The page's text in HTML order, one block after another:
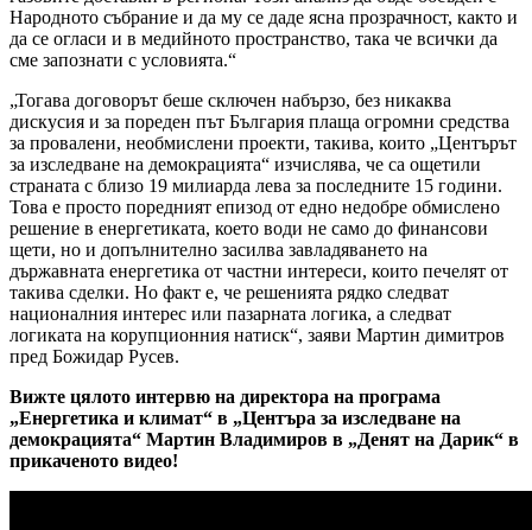
Народното събрание и да му се даде ясна прозрачност, както и
да се огласи и в медийното пространство, така че всички да
сме запознати с условията.“
„Тогава договорът беше сключен набързо, без никаква
дискусия и за пореден път България плаща огромни средства
за провалени, необмислени проекти, такива, които „Центърът
за изследване на демокрацията“ изчислява, че са ощетили
страната с близо 19 милиарда лева за последните 15 години.
Това е просто поредният епизод от едно недобре обмислено
решение в енергетиката, което води не само до финансови
щети, но и допълнително засилва завладяването на
държавната енергетика от частни интереси, които печелят от
такива сделки. Но факт е, че решенията рядко следват
националния интерес или пазарната логика, а следват
логиката на корупционния натиск“, заяви Мартин димитров
пред Божидар Русев.
Вижте цялото интервю на директора на програма
„Енергетика и климат“ в „Центъра за изследване на
демокрацията“ Мартин Владимиров в „Денят на Дарик“ в
прикаченото видео!